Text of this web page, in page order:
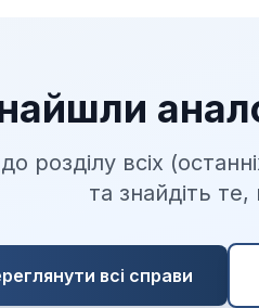
розділу всіх
та знайдіть
всі справи